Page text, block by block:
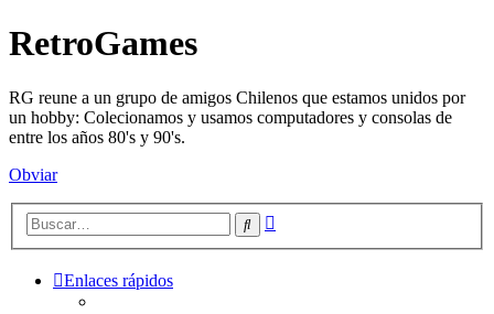
RetroGames
RG reune a un grupo de amigos Chilenos que estamos unidos por
un hobby: Colecionamos y usamos computadores y consolas de
entre los años 80's y 90's.
Obviar
Buscar
Enlaces rápidos